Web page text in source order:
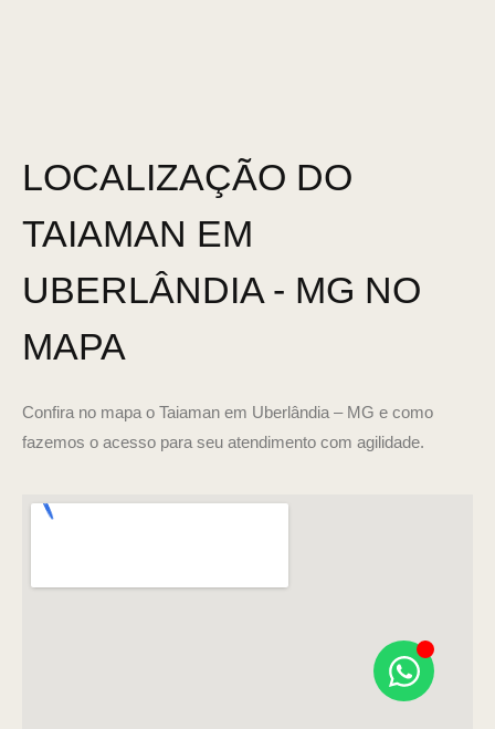
LOCALIZAÇÃO DO
TAIAMAN EM
UBERLÂNDIA - MG NO
MAPA
Confira no mapa o Taiaman em Uberlândia – MG e como
fazemos o acesso para seu atendimento com agilidade.